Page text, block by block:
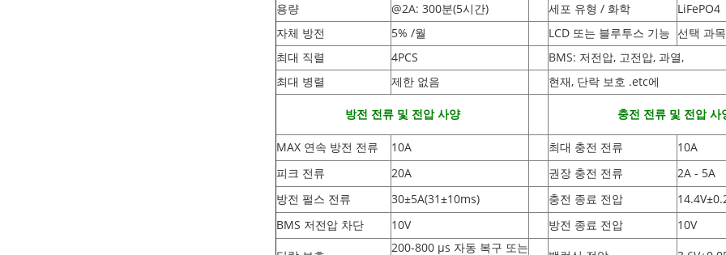
용량
@2A: 300분(5시간) 세포 유형 / 화학
LiFePO4
자체 방전
5% /월 LCD 또는 블루투스 기능 선택 과목
최대 직렬
4PCS
BMS: 저전압, 고전압, 과열,
최대 병렬
제한 없음 현재, 단락 보호 .etc에
방전 전류 및 전압 사양 충전 전류 및 전압 사
MAX 연속 방전 전류 10A 최대 충전 전류
10A
피크 전류
20A 권장 충전 전류
2A - 5A
방전 펄스 전류
30±5A(31±10ms) 충전 종료 전압
BMS 저전압 차단
10V 방전 종료 전압
10V
200-800 µs 자동 복구 또는